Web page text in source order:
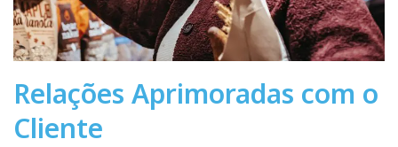
Relações Aprimoradas com o
Cliente